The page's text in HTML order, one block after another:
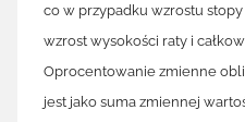
co w przypadku wzrostu
wzrost wysokości raty i
Oprocentowanie zmienne
jest jako suma zmiennej